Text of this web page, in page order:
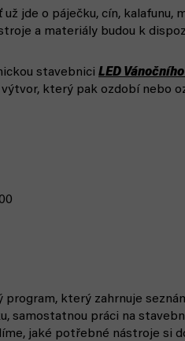
už jde o páječku, cín, kalafunu,
a materiály budou k
stavebnici LED
který pak ozdobí nebo
program, který zahrnuje
samostatnou práci na
jaké potřebné nástroje si